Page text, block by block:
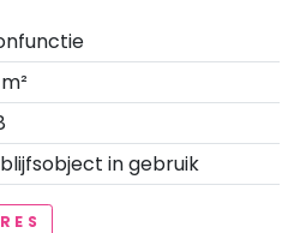
in gebruik